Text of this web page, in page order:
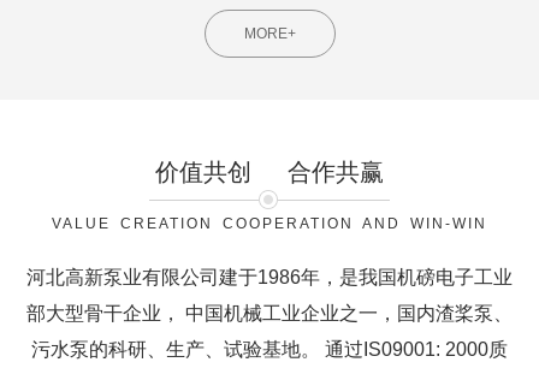
MORE+
价值共创 合作共赢
VALUE CREATION COOPERATION AND WIN-WIN
河北高新泵业有限公司建于1986年，是我国机磅电子工业
部大型骨干企业， 中国机械工业企业之一，国内渣桨泵、
污水泵的科研、生产、试验基地。 通过IS09001: 2000质